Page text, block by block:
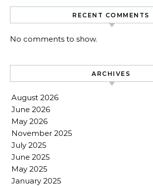
RECENT COMMENTS
No comments to show.
ARCHIVES
August 2026
June 2026
May 2026
November 2025
July 2025
June 2025
May 2025
January 2025